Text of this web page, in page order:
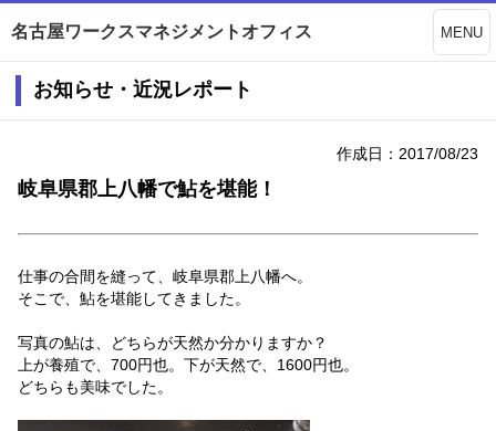
名古屋ワークスマネジメントオフィス MENU
お知らせ・近況レポート
作成日：2017/08/23
岐阜県郡上八幡で鮎を堪能！
仕事の合間を縫って、岐阜県郡上八幡へ。
そこで、鮎を堪能してきました。
写真の鮎は、どちらが天然か分かりますか？
上が養殖で、700円也。下が天然で、1600円也。
どちらも美味でした。